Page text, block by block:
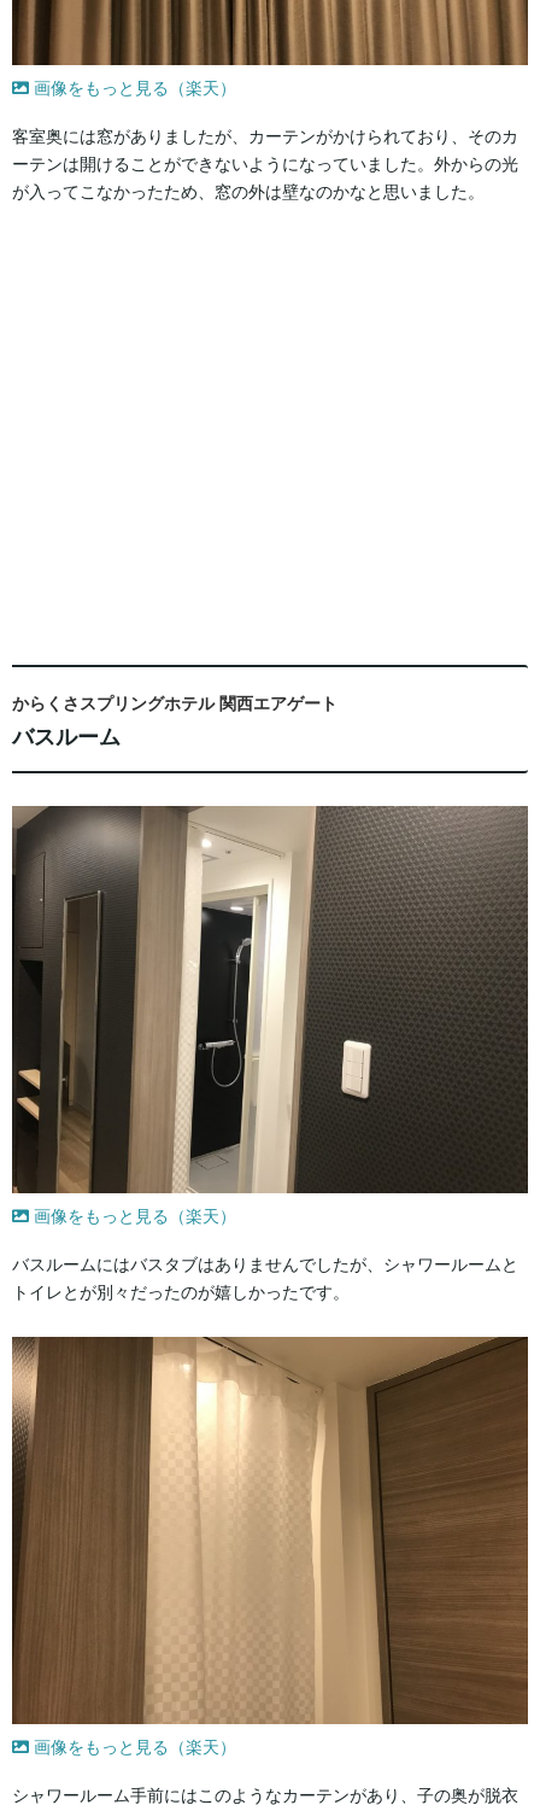
画像をもっと見る（楽天）
客室奥には窓がありましたが、カーテンがかけられており、そのカ
ーテンは開けることができないようになっていました。外からの光
が入ってこなかったため、窓の外は壁なのかなと思いました。
からくさスプリングホテル 関西エアゲート
バスルーム
画像をもっと見る（楽天）
バスルームにはバスタブはありませんでしたが、シャワールームと
トイレとが別々だったのが嬉しかったです。
画像をもっと見る（楽天）
シャワールーム手前にはこのようなカーテンがあり、子の奥が脱衣